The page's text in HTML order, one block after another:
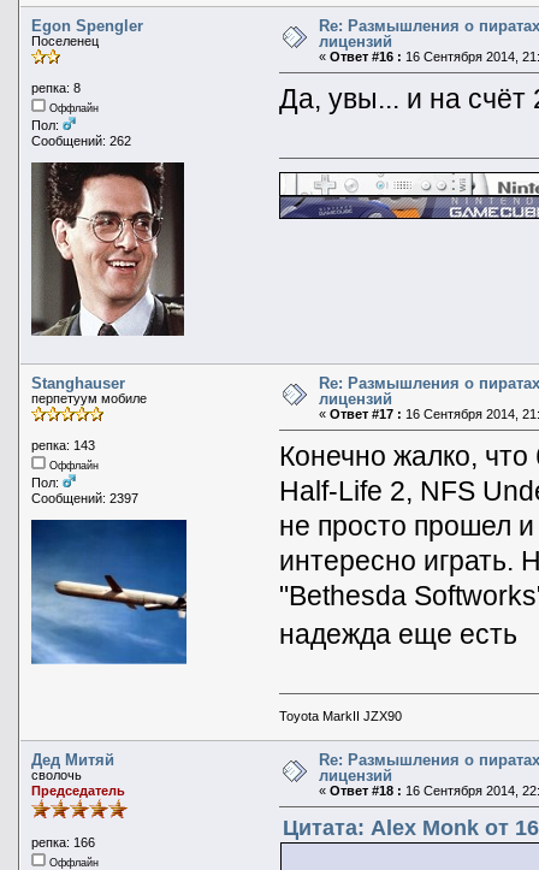
Egon Spengler
Поселенец
репка: 8
Оффлайн
Пол:
Сообщений: 262
Re: Размышления о
лицензий
« Ответ #16 : 16 Сентября 2014,
Да, увы... и на счёт
Stanghauser
перпетуум мобиле
репка: 143
Оффлайн
Пол:
Сообщений: 2397
Re: Размышления о
лицензий
« Ответ #17 : 16 Сентября 2014,
Конечно жалко, что
Half-Life 2, NFS
не просто прошел
интересно играть.
"Bethesda
надежда еще есть
Toyota MarkII JZX90
Дед Митяй
сволочь
Председатель
репка: 166
Оффлайн
Re: Размышления о
лицензий
« Ответ #18 : 16 Сентября 2014,
Цитата: Alex Monk от